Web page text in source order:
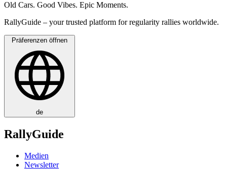
Old Cars. Good Vibes. Epic Moments.
RallyGuide – your trusted platform for regularity rallies worldwide.
Präferenzen öffnen
de
RallyGuide
Medien
Newsletter